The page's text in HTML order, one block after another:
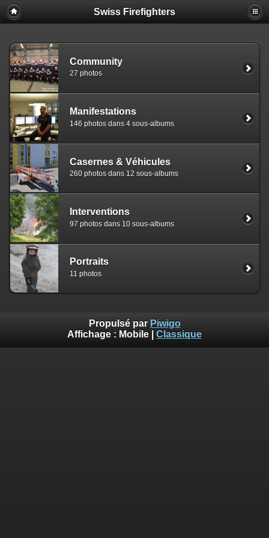
Swiss Firefighters
Community
27 photos
Manifestations
146 photos dans 4 sous-albums
Casernes & Véhicules
260 photos dans 12 sous-albums
Interventions
97 photos dans 10 sous-albums
Portraits
11 photos
Propulsé par Piwigo
Affichage : Mobile Classique